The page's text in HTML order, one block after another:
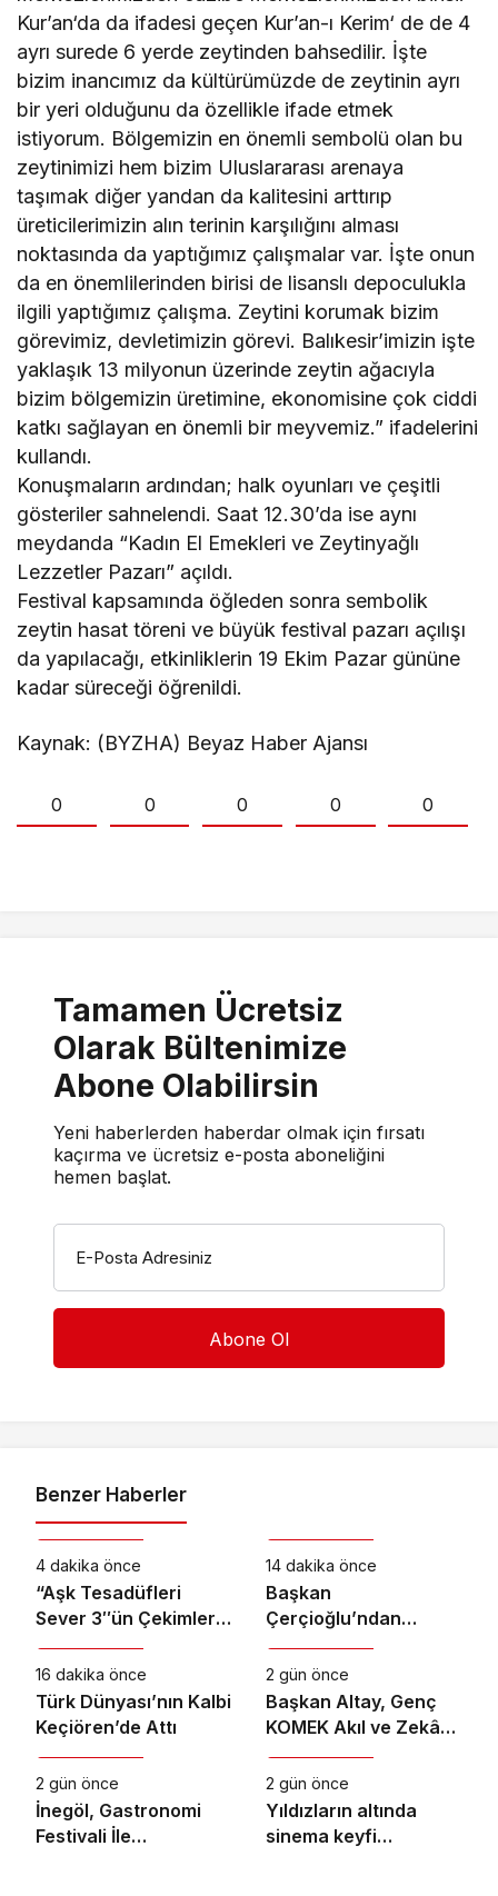
Kur’an‘da da ifadesi geçen Kur’an-ı Kerim‘ de de 4
ayrı surede 6 yerde zeytinden bahsedilir. İşte
bizim inancımız da kültürümüzde de zeytinin ayrı
bir yeri olduğunu da özellikle ifade etmek
istiyorum. Bölgemizin en önemli sembolü olan bu
zeytinimizi hem bizim Uluslararası arenaya
taşımak diğer yandan da kalitesini arttırıp
üreticilerimizin alın terinin karşılığını alması
noktasında da yaptığımız çalışmalar var. İşte onun
da en önemlilerinden birisi de lisanslı depoculukla
ilgili yaptığımız çalışma. Zeytini korumak bizim
görevimiz, devletimizin görevi. Balıkesir’imizin işte
yaklaşık 13 milyonun üzerinde zeytin ağacıyla
bizim bölgemizin üretimine, ekonomisine çok ciddi
katkı sağlayan en önemli bir meyvemiz.” ifadelerini
kullandı.
Konuşmaların ardından; halk oyunları ve çeşitli
gösteriler sahnelendi. Saat 12.30’da ise aynı
meydanda “Kadın El Emekleri ve Zeytinyağlı
Lezzetler Pazarı” açıldı.
Festival kapsamında öğleden sonra sembolik
zeytin hasat töreni ve büyük festival pazarı açılışı
da yapılacağı, etkinliklerin 19 Ekim Pazar gününe
kadar süreceği öğrenildi.
Kaynak: (BYZHA) Beyaz Haber Ajansı
0 0 0 0 0
Tamamen Ücretsiz
Olarak Bültenimize
Abone Olabilirsin
Yeni haberlerden haberdar olmak için fırsatı
kaçırma ve ücretsiz e-posta aboneliğini
hemen başlat.
E-Posta Adresiniz
Benzer Haberler
Kültür & Sanat
4 dakika önce
“Aşk Tesadüfleri
Sever 3″ün Çekimleri
İstanbul’da
Tamamlandı!
14 dakika önce
Başkan
Çerçioğlu’ndan
Didim’de Yaz Konseri
16 dakika önce
Türk Dünyası’nın Kalbi
Keçiören’de Attı
2 gün önce
Başkan Altay, Genç
KOMEK Akıl ve Zekâ
Oyunları’nın Final
Turunda Öğrencilerin
Heyecanını Paylaştı
2 gün önce
İnegöl, Gastronomi
Festivali İle
2 gün önce
Yıldızların altında
sinema keyfi